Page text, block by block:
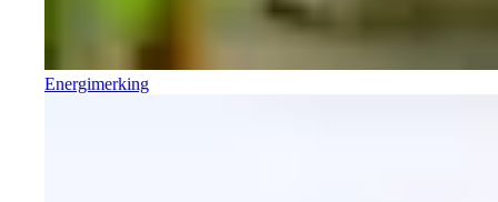
Energimerking